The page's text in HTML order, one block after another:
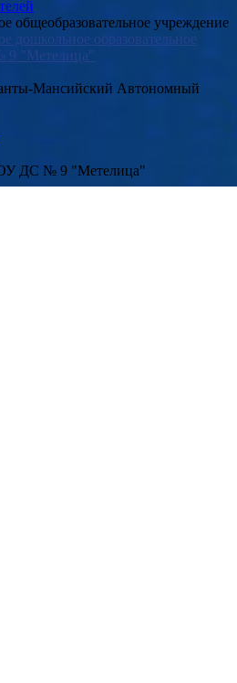
общеобразовательное учреждение
дошкольное образовательное
9 "Метелица"
Мансийский Автономный
ДС № 9 "Метелица"